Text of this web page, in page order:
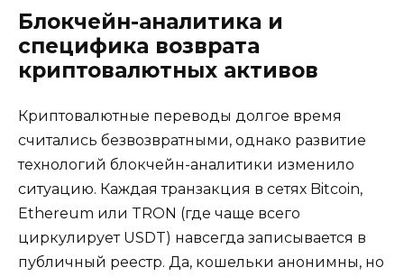
Блокчейн-аналитика и
специфика возврата
криптовалютных активов
Криптовалютные переводы долгое время
считались безвозвратными, однако развитие
технологий блокчейн-аналитики изменило
ситуацию. Каждая транзакция в сетях Bitcoin,
Ethereum или TRON (где чаще всего
циркулирует USDT) навсегда записывается в
публичный реестр. Да, кошельки анонимны, но